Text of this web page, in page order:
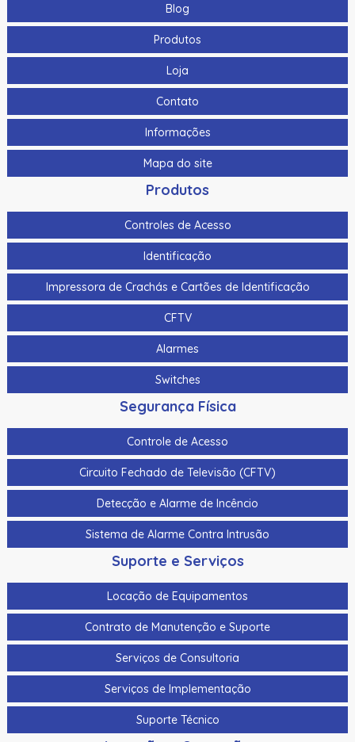
Blog
Produtos
Loja
Contato
Informações
Mapa do site
Produtos
Controles de Acesso
Identificação
Impressora de Crachás e Cartões de Identificação
CFTV
Alarmes
Switches
Segurança Física
Controle de Acesso
Circuito Fechado de Televisão (CFTV)
Detecção e Alarme de Incêncio
Sistema de Alarme Contra Intrusão
Suporte e Serviços
Locação de Equipamentos
Contrato de Manutenção e Suporte
Serviços de Consultoria
Serviços de Implementação
Suporte Técnico